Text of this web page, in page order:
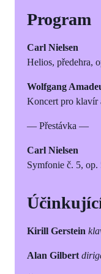
Program
Carl Nielsen
Helios, předehra,
Wolfgang
Koncert pro klavír
— Přestávka —
Carl Nielsen
Symfonie č. 5, op.
Kirill Gerstein
Alan Gilbert